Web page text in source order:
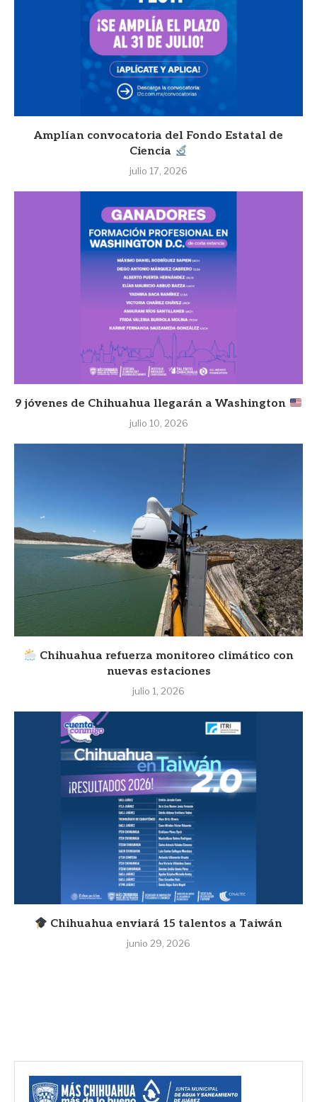
Amplían convocatoria del Fondo Estatal de
Ciencia
julio 17, 2026
9 jóvenes de Chihuahua llegarán a Washington
julio 10, 2026
Chihuahua refuerza monitoreo climático con
nuevas estaciones
julio 1, 2026
Chihuahua enviará 15 talentos a Taiwán
junio 29, 2026